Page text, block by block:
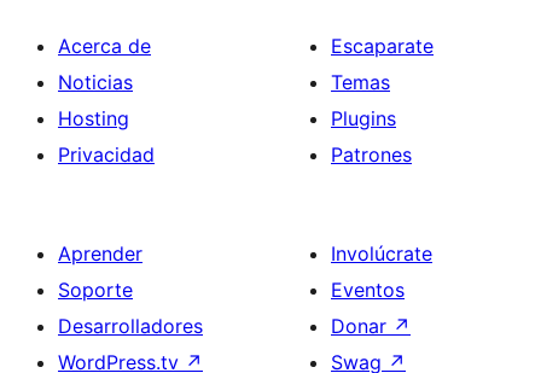
Acerca de
Noticias
Hosting
Privacidad
Escaparate
Temas
Plugins
Patrones
Aprender
Soporte
Desarrolladores
WordPress.tv ↗
Involúcrate
Eventos
Donar ↗
Swag ↗